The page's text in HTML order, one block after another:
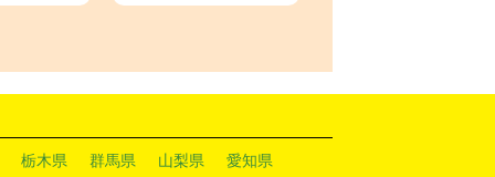
栃木県 群馬県 山梨県
愛知県